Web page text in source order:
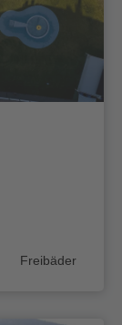
Kategorie
Freibäder